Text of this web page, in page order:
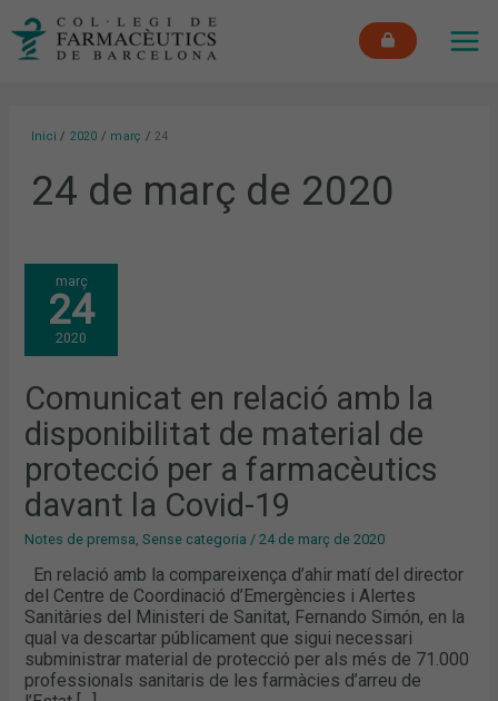
Inici 2020 març 24
24 de març de 2020
març
24
2020
Comunicat en relació amb la
disponibilitat de material de
protecció per a farmacèutics
davant la Covid-19
Notes de premsa ,Sense categoria /24 de març de 2020
En relació amb la compareixença d’ahir matí del director
del Centre de Coordinació d’Emergències i Alertes
Sanitàries del Ministeri de Sanitat, Fernando Simón, en la
qual va descartar públicament que sigui necessari
subministrar material de protecció per als més de 71.000
professionals sanitaris de les farmàcies d’arreu de
COMUNICAT
EN
RELACIÓ
AMB
LA
DISPONIBILITAT
DE
PROTECCIÓ
PER
A
FARMACÈUTICS
DAVANT
LA
COVID-
19